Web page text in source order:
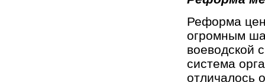
Реформа
огромным
воеводской
система
отличалось